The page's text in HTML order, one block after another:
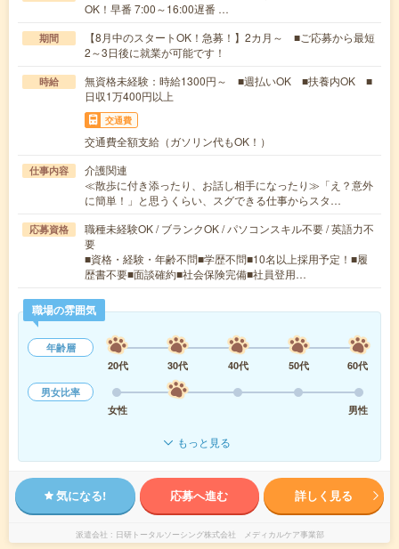
OK！早番 7:00～16:00遅番 …
期間
【8月中のスタートOK！急募！】2カ月～ ■ご応募から最短
2～3日後に就業が可能です！
時給
無資格未経験：時給1300円～ ■週払いOK ■扶養内OK ■
日収1万400円以上
交通費
交通費全額支給（ガソリン代もOK！）
仕事内容
介護関連
≪散歩に付き添ったり、お話し相手になったり≫「え？意外
に簡単！」と思うくらい、スグできる仕事からスタ…
応募資格
職種未経験OK / ブランクOK / パソコンスキル不要 / 英語力不
要
■資格・経験・年齢不問■学歴不問■10名以上採用予定！■履
歴書不要■面談確約■社会保険完備■社員登用…
職場の雰囲気
年齢層
20代
30代 40代 50代
60代
男女比率
女性
男性
もっと見る
気になる! 応募へ進む 詳しく見る
派遣会社 日研トータルソーシング株式会社 メディカルケア事業部